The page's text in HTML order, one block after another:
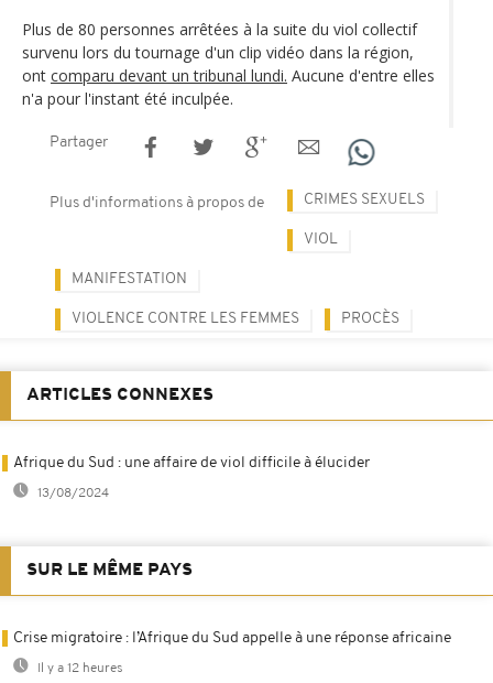
Plus de 80 personnes arrêtées à la suite du viol collectif
survenu lors du tournage d'un clip vidéo dans la région,
ont comparu devant un tribunal lundi. Aucune d'entre elles
n'a pour l'instant été inculpée.
Partager
Plus d'informations à propos de CRIMES SEXUELS
VIOL
MANIFESTATION
VIOLENCE CONTRE LES FEMMES PROCÈS
ARTICLES CONNEXES
Afrique du Sud : une affaire de viol difficile à élucider
13/08/2024
SUR LE MÊME PAYS
Crise migratoire : l’Afrique du Sud appelle à une réponse africaine
Il y a 12 heures